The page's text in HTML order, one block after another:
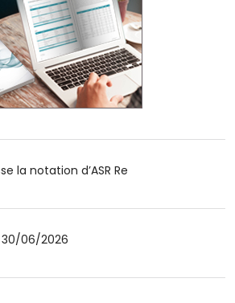
la notation d’ASR Re
30/06/2026